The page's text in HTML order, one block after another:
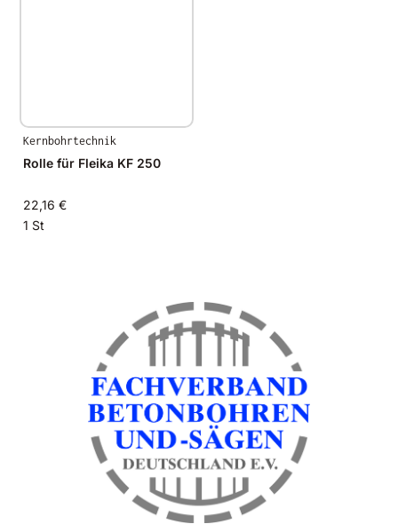
Kernbohrtechnik
Rolle für Fleika KF 250
22,16 €
1 St